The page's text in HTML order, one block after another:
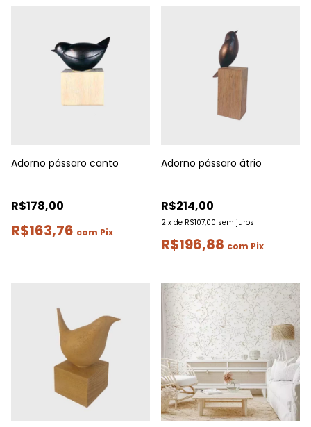
Adorno pássaro canto
R$178,00
R$163,76 com Pix
Adorno pássaro átrio
R$214,00
2 x de R$107,00 sem juros
R$196,88 com Pix